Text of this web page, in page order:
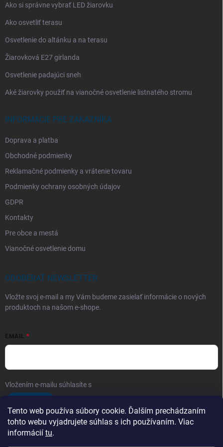
Tento web používa súbory cookie. Ďalším prechádzaním
tohto webu vyjadrujete súhlas s ich používaním. Viac
informácií tu.
Ako si správne vybrať LED žiarovku
Ako osvetliť terasu
Osvetlenie do altánku a na terasu
Žiarovková E27 girlanda
Osvetlenie padajúci sneh
Aké žiarovky použiť na vianočné osvetlenie listnatého stromu
INFORMÁCIE PRE ZÁKAZNÍKA
Doprava a platba
Obchodné podmienky
Reklamačné podmienky a vrátenie tovaru
Podmienky ochrany osobných údajov
GDPR
Kontakty
Pre obce a mestá
Vianočné osvetlenie domu
ODOBERAŤ NEWSLETTER
Vložte svoj e-mail a my Vám budeme zasielať informácie o nových
produktoch na našom e-shope.
EMAIL
Vložením e-mailu súhlasíte s